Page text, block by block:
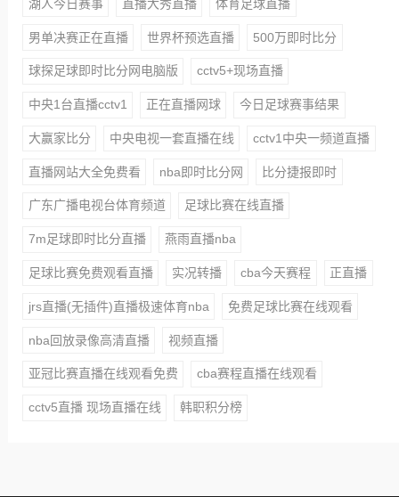
湖人今日赛事 直播大秀直播 体育足球直播
男单决赛正在直播 世界杯预选直播 500万即时比分
球探足球即时比分网电脑版 cctv5+现场直播
中央1台直播cctv1 正在直播网球 今日足球赛事结果
大赢家比分 中央电视一套直播在线 cctv1中央一频道直播
直播网站大全免费看 nba即时比分网 比分捷报即时
广东广播电视台体育频道 足球比赛在线直播
7m足球即时比分直播 燕雨直播nba
足球比赛免费观看直播 实况转播 cba今天赛程 正直播
jrs直播(无插件)直播极速体育nba 免费足球比赛在线观看
nba回放录像高清直播 视频直播
亚冠比赛直播在线观看免费 cba赛程直播在线观看
cctv5直播 现场直播在线 韩职积分榜